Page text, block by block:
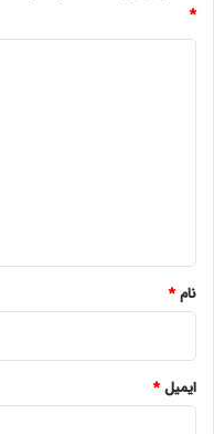
*
نام*
ایمیل*